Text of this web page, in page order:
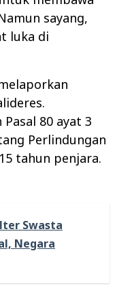
sayang,
luka di
80 ayat 3
Perlindungan
tahun penjara.
Swasta
Negara